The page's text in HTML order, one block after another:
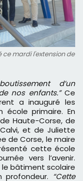
mardi l'extension de
nos enfants.” Ce
a inauguré les
école primaire. En
Haute-Corse, de
et de Juliette
de Corse, le maire
cette école
vers l’avenir.
le bâtiment scolaire
profondeur. “Cette